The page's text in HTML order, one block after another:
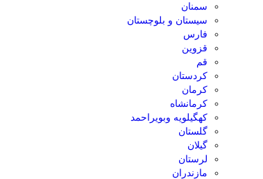
سمنان
سیستان و بلوچستان
فارس
قزوین
قم
کردستان
کرمان
کرمانشاه
کهگیلویه وبویراحمد
گلستان
گیلان
لرستان
مازندران